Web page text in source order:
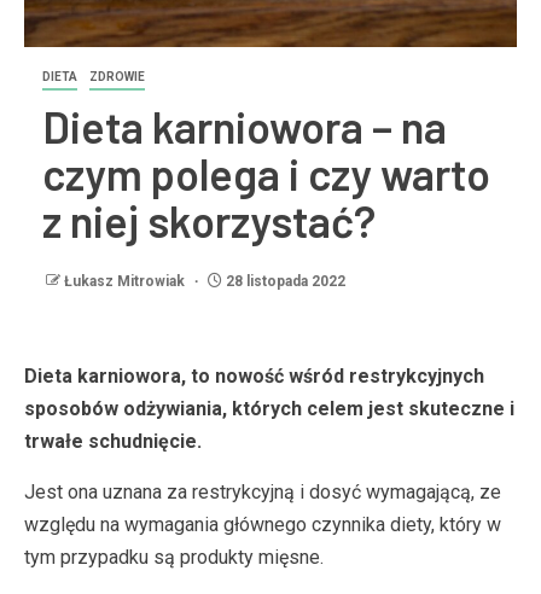
DIETA ZDROWIE
Dieta karniowora – na
czym polega i czy warto
z niej skorzystać?
Łukasz Mitrowiak 28 listopada 2022
Dieta karniowora, to nowość wśród restrykcyjnych
sposobów odżywiania, których celem jest skuteczne i
trwałe schudnięcie.
Jest ona uznana za restrykcyjną i dosyć wymagającą, ze
względu na wymagania głównego czynnika diety, który w
tym przypadku są produkty mięsne.